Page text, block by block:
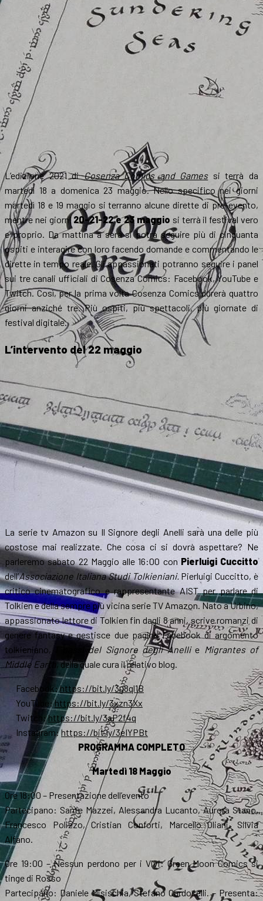
L’edizione 2021 diCosenza Comics and Gamessi terrà da
martedì 18 a domenica 23 maggio. Nello specifico nei giorni
martedì 18 e 19 maggio si terranno alcune dirette di pre-evento,
mentre nei giorni20-21-22 e 23 maggio si terrà il festival vero
e proprio. Da mattina a sera si potrà seguire più di cinquanta
ospiti e interagire con loro facendo domande e commentando le
dirette in tempo reale. Gli appassionati potranno seguire i panel
sui tre canali ufficiali di Cosenza Comics: Facebook, YouTube e
Twitch. Così, per la prima volta Cosenza Comics durerà quattro
giorni anziché tre. Più ospiti, più spettacoli, più giornate di
festival digitale.
L’intervento del 22 maggio
La serie tv Amazon su Il Signore degli Anelli sarà una delle più
costose mai realizzate. Che cosa ci si dovrà aspettare? Ne
parleremo sabato 22 Maggio alle 16:00 con Pierluigi Cuccitto
dell’Associazione Italiana Studi Tolkieniani.Pierluigi Cuccitto, è
critico cinematografico e rappresentante AIST per parlare di
Tolkien e della sempre più vicina serie TV Amazon. Nato a Urbino,
appassionato lettore di Tolkien fin dagli 8 anni, scrive romanzi di
genere fantasy e gestisce due pagine Facebook di argomento
tolkieniano,
I passi del Signore degli Anellie Migrantes of
Middle Earth
, della quale cura il relativo blog.
Facebook:https://bit.ly/3u8ql1B
YouTube:https://bit.ly/3xzn3Xx
Twitch:https://bit.ly/3aP2f4q
Instagram:https://bit.ly/3eIYPBt
PROGRAMMA COMPLETO
Martedì 18 Maggio
Ore 18:00 – Presentazione dell’evento
Partecipano: Sante Mazzei, Alessandra Lucanto, Aurora Stano,
Francesco Polizzo, Cristian Conforti, Marcello Oliani, Silvia
Alfano.
Ore 19:00 – Nessun perdono per i Vivi: Green Moon Comics si
tinge di Rosso
Partecipano: Daniele Misischia, Stefano Cardoselli. – Presenta: